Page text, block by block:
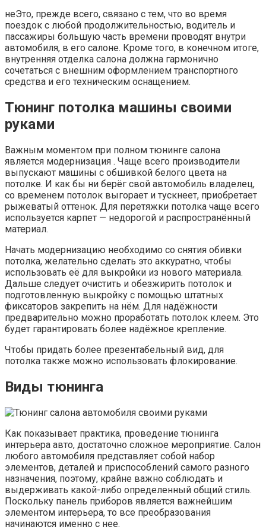
неЭто, прежде всего, связано с тем, что во время
поездок с любой продолжительностью, водитель и
пассажиры большую часть времени проводят внутри
автомобиля, в его салоне. Кроме того, в конечном итоге,
внутренняя отделка салона должна гармонично
сочетаться с внешним оформлением транспортного
средства и его техническим оснащением.
Тюнинг потолка машины своими
руками
Важным моментом при полном тюнинге салона
является модернизация . Чаще всего производители
выпускают машины с обшивкой белого цвета на
потолке. И как бы ни берёг свой автомобиль владелец,
со временем потолок выгорает и тускнеет, приобретает
рыжеватый оттенок. Для перетяжки потолка чаще всего
используется карпет — недорогой и распространённый
материал.
Начать модернизацию необходимо со снятия обивки
потолка, желательно сделать это аккуратно, чтобы
использовать её для выкройки из нового материала.
Дальше следует очистить и обезжирить потолок и
подготовленную выкройку с помощью штатных
фиксаторов закрепить на нём. Для надёжности
предварительно можно проработать потолок клеем. Это
будет гарантировать более надёжное крепление.
Чтобы придать более презентабельный вид, для
потолка также можно использовать флокирование.
Виды тюнинга
Как показывает практика, проведение тюнинга
интерьера авто, достаточно сложное мероприятие. Салон
любого автомобиля представляет собой набор
элементов, деталей и приспособлений самого разного
назначения, поэтому, крайне важно соблюдать и
выдерживать какой-либо определенный общий стиль.
Поскольку панель приборов является важнейшим
элементом интерьера, то все преобразования
начинаются именно с нее.